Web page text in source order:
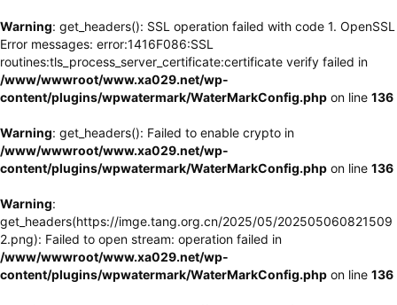
Warning: get_headers(): SSL operation failed with code 1. OpenSSL
Error messages: error:1416F086:SSL
routines:tls_process_server_certificate:certificate verify failed in
/www/wwwroot/www.xa029.net/wp-
content/plugins/wpwatermark/WaterMarkConfig.php on line 136
Warning: get_headers(): Failed to enable crypto in
/www/wwwroot/www.xa029.net/wp-
content/plugins/wpwatermark/WaterMarkConfig.php on line 136
Warning:
get_headers(https://imge.tang.org.cn/2025/05/202505060821509
2.png): Failed to open stream: operation failed in
/www/wwwroot/www.xa029.net/wp-
content/plugins/wpwatermark/WaterMarkConfig.php on line 136